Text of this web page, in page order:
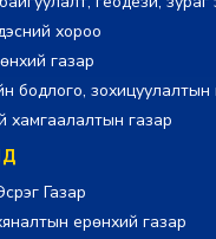
хороо
газар
бодлого, зохицуулалтын
хамгаалалтын газар
Газар
ерөнхий газар